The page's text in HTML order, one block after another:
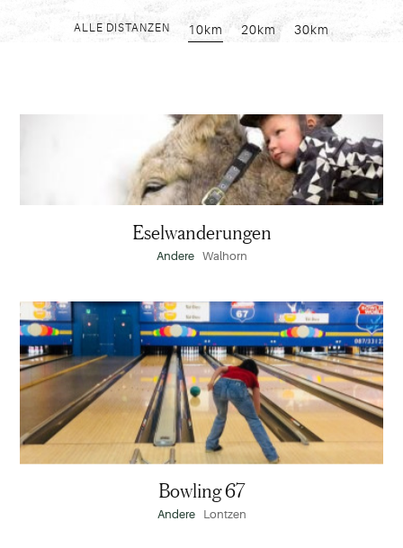
ALLE DISTANZEN 10km 20km 30km
Eselwanderungen
Andere Walhorn
Bowling
67
Bowling 67
Andere Lontzen